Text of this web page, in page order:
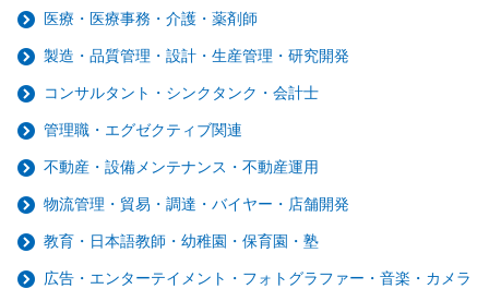
医療・医療事務・介護・薬剤師
製造・品質管理・設計・生産管理・研究開発
コンサルタント・シンクタンク・会計士
管理職・エグゼクティブ関連
不動産・設備メンテナンス・不動産運用
物流管理・貿易・調達・バイヤー・店舗開発
教育・日本語教師・幼稚園・保育園・塾
広告・エンターテイメント・フォトグラファー・音楽・カメラ